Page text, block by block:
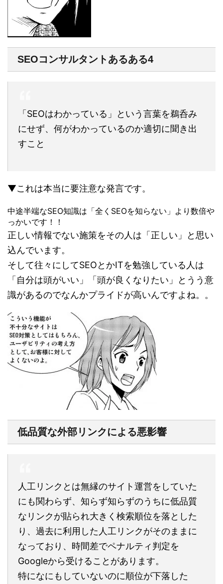
SEOコンサルタントあるある4
「SEOはわかっている」という言葉を鵜呑み
にせず、何がわかっているのか適切に聞き出
すこと
▼これは本当に要注意な発言です。
中途半端なSEO知識は「全くSEOを知らない」より数倍や
っかいです！！
正しい情報でない施策をその人は「正しい」と思い
込んでいます。
そして往々にしてSEOとかITを勉強している人は
「自分は頭がいい」「頭が良くなりたい」とうう意
識があるのでなんかプライドが高いんですよね。。
低品質な外部リンクによる悪影響
人工リンクとは無縁のサイト運営をしていた
にも関わらず、知らず知らずのうちに低品質
なリンクが貼られ大きく検索順位を落とした
り、過去に利用した人工リンクがそのままに
なっており、時間差でペナルティ判定を
Googleから受けることがあります。
特になにもしていないのに順位が下落した